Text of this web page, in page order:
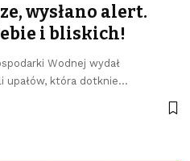
wysłano alert.
i bliskich!
Wodnej wydał
upałów, która dotknie…